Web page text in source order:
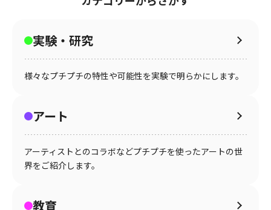
実験・研究
様々なプチプチの特性や可能性を実験で明らかにします。
アート
アーティストとのコラボなどプチプチを使ったアートの世
界をご紹介します。
教育